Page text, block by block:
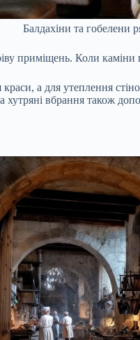
Балдахіни та гобелени
приміщень. Коли
а для утеплення
вбрання також